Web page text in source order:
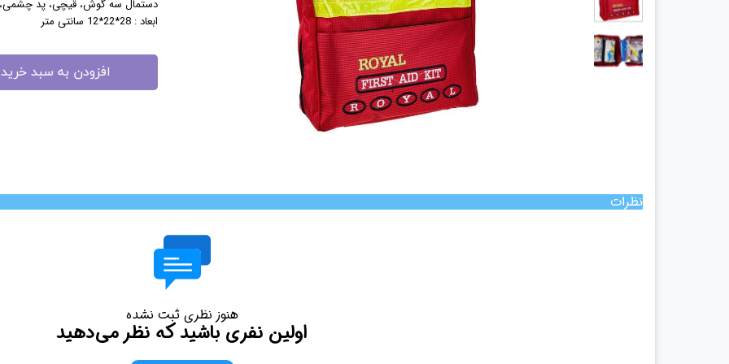
چراغ پیشانی
چراغ معاینه
سالپنژوگراف
فتال مانیتورینگ
شریان بند
دستگاه ماسک ساز
دستمال سه گوش، قیچی، پد
ابعاد : 28*22*12 سانتی متر
افزودن به سبد خرید
نظرات
هنوز نظری ثبت نشده
اولین نفری باشید که نظر می‌دهید